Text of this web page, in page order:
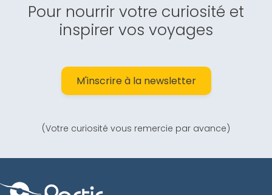
Pour nourrir votre curiosité et
inspirer vos voyages
M'inscrire à la newsletter
(Votre curiosité vous remercie par avance)